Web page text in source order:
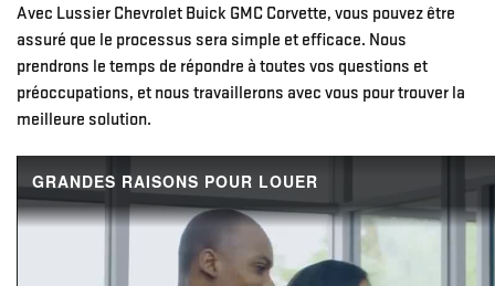
Avec Lussier Chevrolet Buick GMC Corvette, vous pouvez être
assuré que le processus sera simple et efficace. Nous
prendrons le temps de répondre à toutes vos questions et
préoccupations, et nous travaillerons avec vous pour trouver la
meilleure solution.